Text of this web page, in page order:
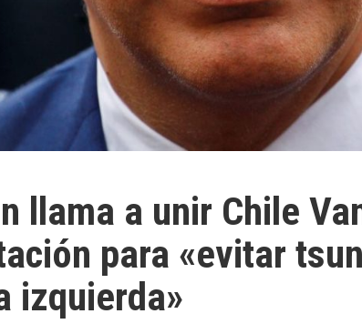
llama a unir Chile
para «evitar
izquierda»